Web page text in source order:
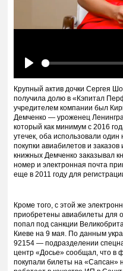
Крупный актив дочки Сергея
получила долю в «Кэпитал
учредителем компании был
Демченко — уроженец
который как минимум с 2016
утечек, оба использовали
покупки авиабилетов и
книжных Демченко заказывал
номер и электронная почта
еще в 2011 году для
Кроме того, с этой же
приобретены авиабилеты для
попал под санкции
Киеве на 9 мая. По данным
92154 — подразделении
центр «Досье» сообщал, что в
покупали билеты на